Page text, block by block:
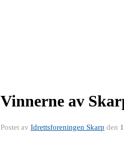
Vinnerne av
Postet av Idrettsforeningen Skarp den